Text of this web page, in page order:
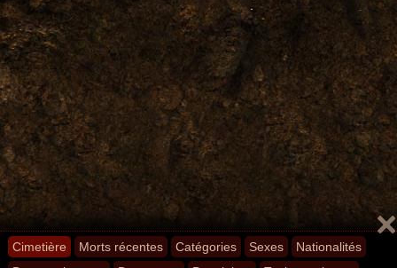
Cimetière Morts récentes Catégories Sexes
Nationalités